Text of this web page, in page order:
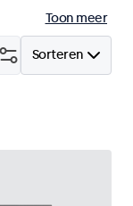
Toon meer
Sorteren